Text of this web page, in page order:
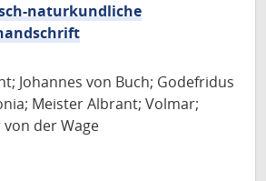
naturkundliche
Johannes von Buch; Godefridus
Meister Albrant; Volmar;
der Wage